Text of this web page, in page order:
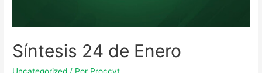
Síntesis 24 de Enero
Uncategorized / Por Proccyt